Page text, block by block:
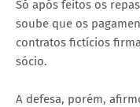
Só após feitos os
soube que os
contratos fictícios
sócio.
A defesa, porém,